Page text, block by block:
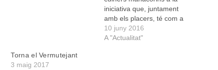
iniciativa que, juntament
amb els placers, té com a
objectiu dinamitzar el
mercat municipal de
10 juny 2016
A "Actualitat"
Torna el Vermutejant
3 maig 2017